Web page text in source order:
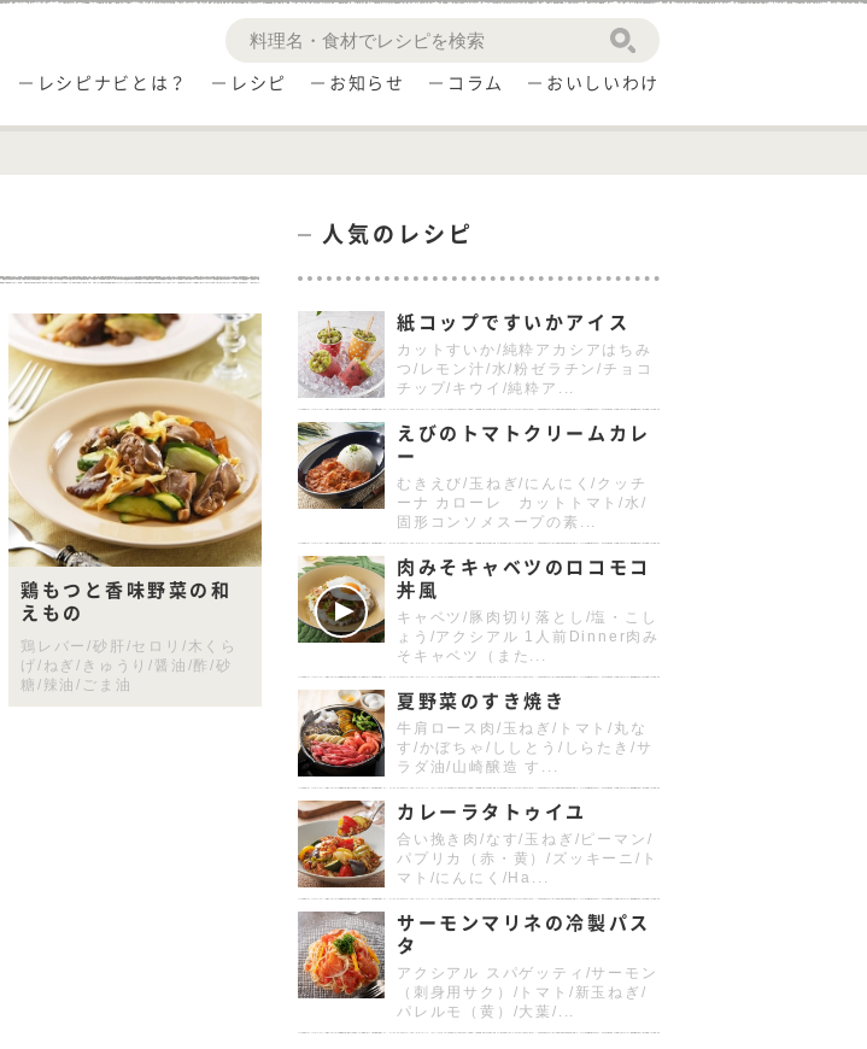
レシピナビとは？ レシピ お知らせ コラム おいしいわけ
鶏もつと香味野菜の和
えもの
鶏レバー/砂肝/セロリ/木くら
げ/ねぎ/きゅうり/醤油/酢/砂
糖/辣油/ごま油
人気のレシピ
紙コップですいかアイス
カットすいか/純粋アカシアはちみ
つ/レモン汁/水/粉ゼラチン/チョコ
チップ/キウイ/純粋ア...
えびのトマトクリームカレ
ー
むきえび/玉ねぎ/にんにく/クッチ
ーナ カローレ カットトマト/水/
固形コンソメスープの素...
肉みそキャベツのロコモコ
丼風
キャベツ/豚肉切り落とし/塩・こし
ょう/アクシアル 1人前Dinner肉み
そキャベツ（また...
夏野菜のすき焼き
牛肩ロース肉/玉ねぎ/トマト/丸な
す/かぼちゃ/ししとう/しらたき/サ
ラダ油/山崎醸造 す...
カレーラタトゥイユ
合い挽き肉/なす/玉ねぎ/ピーマン/
パプリカ（赤・黄）/ズッキーニ/ト
マト/にんにく/Ha...
サーモンマリネの冷製パス
タ
アクシアル スパゲッティ/サーモン
（刺身用サク）/トマト/新玉ねぎ/
パレルモ（黄）/大葉/...